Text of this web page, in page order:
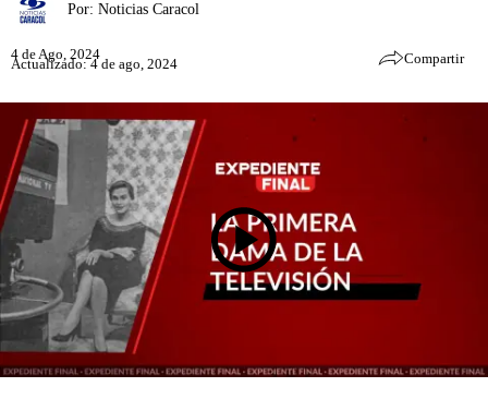
Por: Noticias Caracol
4 de Ago, 2024
Actualizado: 4 de ago, 2024 Compartir